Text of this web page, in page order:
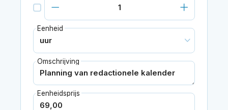
Eenheid
Omschrijving
Eenheidsprijs